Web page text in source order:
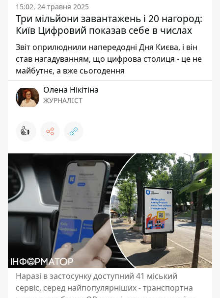
15:02, 24 травня 2025
Три мільйони завантажень і 20 нагород:
Київ Цифровий показав себе в числах
Звіт оприлюднили напередодні Дня Києва, і він
став нагадуванням, що цифрова столиця - це не
майбутнє, а вже сьогодення
Олена Нікітіна
ЖУРНАЛІСТ
👍
Наразі в застосунку доступний 41 міський
сервіс, серед найпопулярніших - транспортна